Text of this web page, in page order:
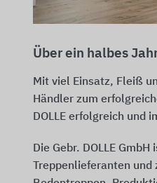
Über ein halbes
Mit viel Einsatz, Fleiß
Händler zum
DOLLE erfolgreich und
Die Gebr. DOLLE
Treppenlieferanten